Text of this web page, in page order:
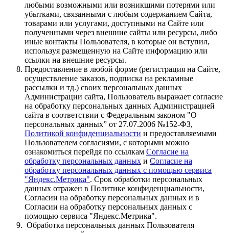
любыми возможными или возникшими потерями или
убытками, связанными с любым содержанием Сайта,
товарами или услугами, доступными на Сайте или
полученными через внешние сайты или ресурсы, либо
иные контакты Пользователя, в которые он вступил,
используя размещенную на Сайте информацию или
ссылки на внешние ресурсы.
Предоставление в любой форме (регистрация на Сайте,
осуществление заказов, подписка на рекламные
рассылки и тд.) своих персональных данных
Администрации сайта, Пользователь выражает согласие
на обработку персональных данных Администрацией
сайта в соответствии с Федеральным законом "О
персональных данных” от 27.07.2006 №152-ФЗ,
Политикой конфиденциальности и предоставляемыми
Пользователем согласиями, с которыми можно
ознакомиться перейдя по ссылкам Согласие на
обработку персональных данных и Согласие на
обработку персональных данных с помощью сервиса
"Яндекс.Метрика". Срок обработки персональных
данных отражен в Политике конфиденциальности,
Согласии на обработку персональных данных и в
Согласии на обработку персональных данных с
помощью сервиса "Яндекс.Метрика".
Обработка персональных данных Пользователя